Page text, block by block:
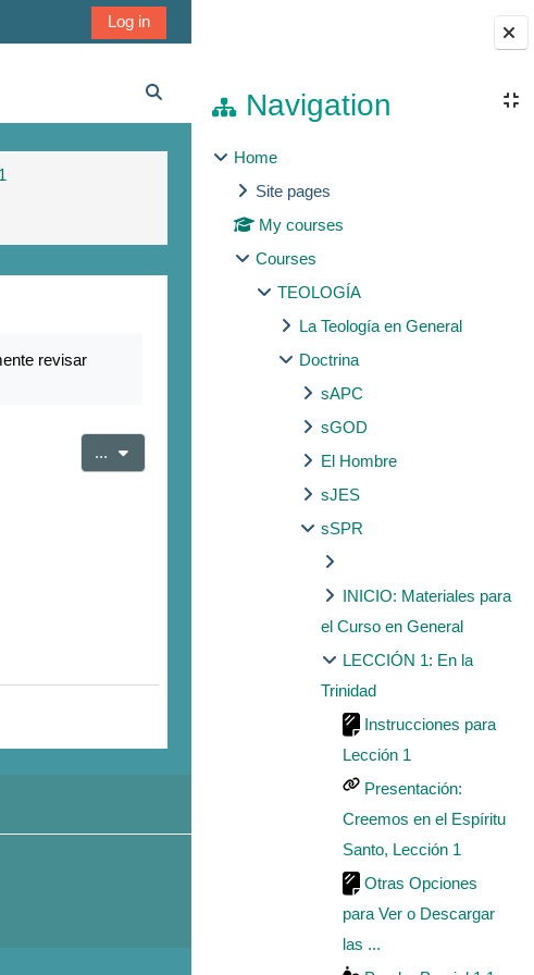
Blocks
Navigation
Home
Site pages
My courses
Courses
TEOLOGÍA
La Teología en General
Doctrina
sAPC
sGOD
El Hombre
sJES
sSPR
INICIO: Materiales para
el Curso en General
LECCIÓN 1: En la
Trinidad
Instrucciones para
Lección 1
Presentación:
Creemos en el Espíritu
Santo, Lección 1
Otras Opciones
para Ver o Descargar
las ...
Log in
Toggle search input
revisar
... Export entries